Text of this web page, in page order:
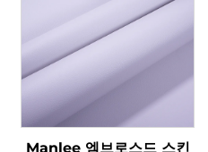
Manlee 엠브로스드 스킨